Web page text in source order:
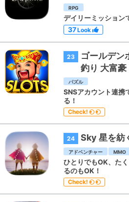
RPG
デイリーミッション
37Look
23
ゴールデン
釣り 大富豪
パズル
SNSアカウント連
る！
Check!
24 Sky 星を紡
アドベンチャー MMO
ひとりでもOK、た
るのもOK！
Check!